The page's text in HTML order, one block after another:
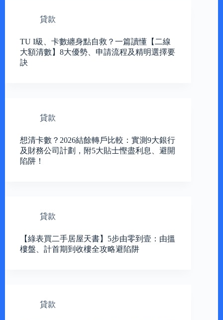
貸款
TU I級、卡數纏身點自救？一篇讀懂【二線
大額清數】8大優勢、申請流程及精明選擇要
訣
貸款
想清卡數？2026結餘轉戶比較：實測9大銀行
及財務公司計劃，附5大貼士慳盡利息、避開
陷阱！
貸款
【綠表買二手居屋天書】5步由零到壹：由搵
樓盤、計首期到收樓全攻略避陷阱
貸款